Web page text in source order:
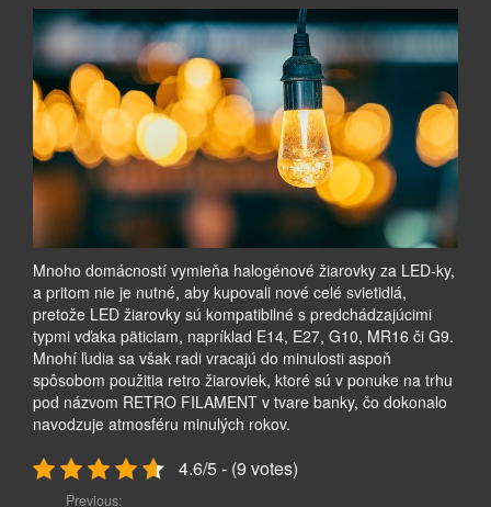
Mnoho domácností vymieňa halogénové žiarovky za LED-ky,
a pritom nie je nutné, aby kupovali nové celé svietidlá,
pretože LED žiarovky sú kompatibilné s predchádzajúcimi
typmi vďaka päticiam, napríklad E14, E27, G10, MR16 či G9.
Mnohí ľudia sa však radi vracajú do minulosti aspoň
spôsobom použitia retro žiaroviek, ktoré sú v ponuke na trhu
pod názvom RETRO FILAMENT v tvare banky, čo dokonalo
navodzuje atmosféru minulých rokov.
4.6/5 - (9 votes)
Previous: